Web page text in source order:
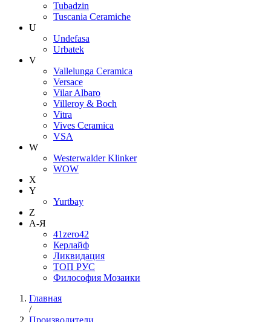
Tubadzin
Tuscania Ceramiche
U
Undefasa
Urbatek
V
Vallelunga Ceramica
Versace
Vilar Albaro
Villeroy & Boch
Vitra
Vives Ceramica
VSA
W
Westerwalder Klinker
WOW
X
Y
Yurtbay
Z
А-Я
41zero42
Керлайф
Ликвидация
ТОП РУС
Философия Мозаики
Главная
/
Производители